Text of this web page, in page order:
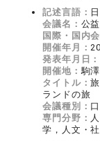
記述言語：
会議名： 公
国際・国内会
開催年月：
発表年月日：
開催地：駒
タイトル：
ランドの旅
会議種別：
専門分野：
学，人文・